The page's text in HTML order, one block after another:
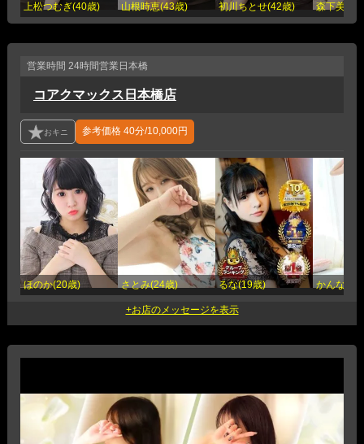
上松つむぎ(40歳) 山根時恵(43歳) 初川ちとせ(42歳) 森下美里
営業時間 24時間営業 日本橋
コアクマックス日本橋店
参考価格40分/10,000円
ほのか(20歳) さとみ(24歳) るな(19歳) かんな(23